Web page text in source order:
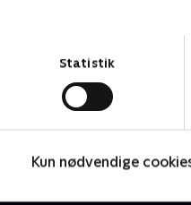
Statistik
Kun nødvendige